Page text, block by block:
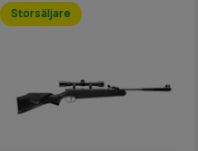
Storsäljare